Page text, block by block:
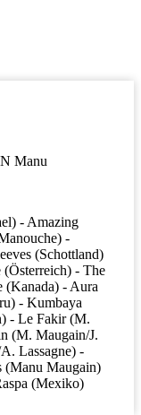
Manu
- Amazing
-
(Schottland)
- The
(Kanada) - Aura
- Kumbaya
- Le Fakir (M.
(M. Maugain/J.
Lassagne) -
(Manu Maugain)
(Mexiko)